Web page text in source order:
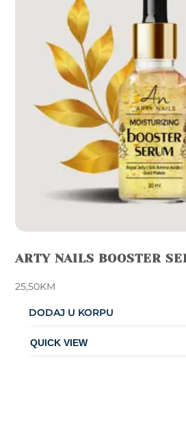
ARTY NAILS BOOSTER
25,50KM
DODAJ U KORPU